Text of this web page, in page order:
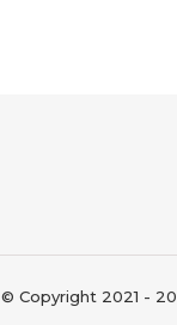
© Copyright 2021 -